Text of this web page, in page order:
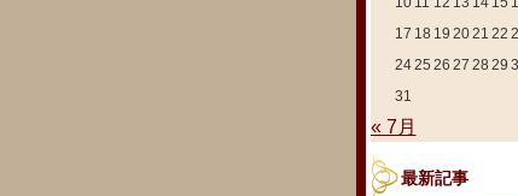
17 18 19 2021 22
2425 26 27 28 29
31
« 7月
最新記事